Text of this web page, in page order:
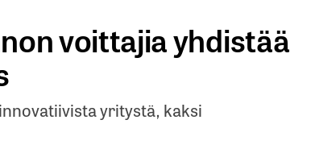
voittajia yhdistää
yritystä, kaksi